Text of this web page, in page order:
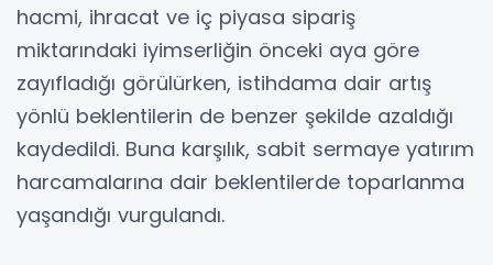
hacmi, ihracat ve iç piyasa sipariş
miktarındaki iyimserliğin önceki aya göre
zayıfladığı görülürken, istihdama dair artış
yönlü beklentilerin de benzer şekilde azaldığı
kaydedildi. Buna karşılık, sabit sermaye yatırım
harcamalarına dair beklentilerde toparlanma
yaşandığı vurgulandı.